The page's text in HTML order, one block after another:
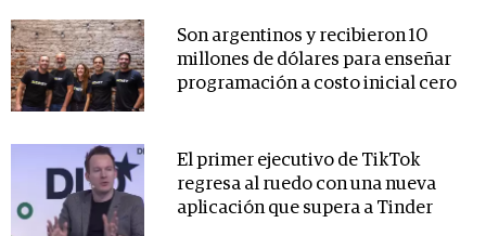
Son argentinos y recibieron 10
millones de dólares para enseñar
programación a costo inicial cero
El primer ejecutivo de TikTok
regresa al ruedo con una nueva
aplicación que supera a Tinder